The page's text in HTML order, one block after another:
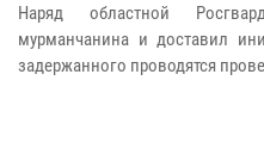
Наряд областной
мурманчанина и доставил
задержанного проводятся